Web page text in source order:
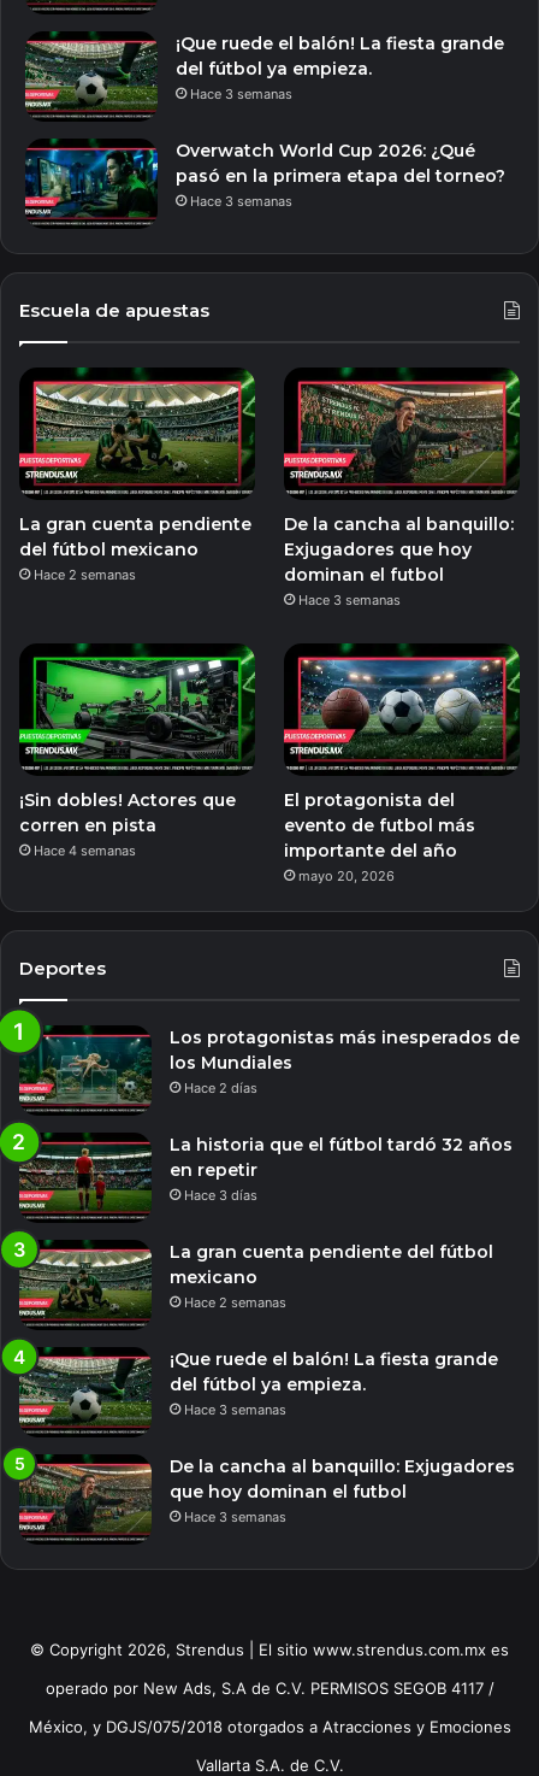
¡Que ruede el balón! La fiesta grande
del fútbol ya empieza.
Hace 3 semanas
Overwatch World Cup 2026: ¿Qué
pasó en la primera etapa del torneo?
Hace 3 semanas
Escuela de apuestas
La gran cuenta pendiente
del fútbol mexicano
Hace 2 semanas
De la cancha al banquillo:
Exjugadores que hoy
dominan el futbol
Hace 3 semanas
¡Sin dobles! Actores que
corren en pista
Hace 4 semanas
El protagonista del
evento de futbol más
importante del año
mayo 20, 2026
Deportes
Los protagonistas más inesperados de
los Mundiales
Hace 2 días
La historia que el fútbol tardó 32 años
en repetir
Hace 3 días
La gran cuenta pendiente del fútbol
mexicano
Hace 2 semanas
¡Que ruede el balón! La fiesta grande
del fútbol ya empieza.
Hace 3 semanas
De la cancha al banquillo: Exjugadores
que hoy dominan el futbol
Hace 3 semanas
© Copyright 2026, Strendus | El sitio www.strendus.com.mx es
operado por New Ads, S.A de C.V. PERMISOS SEGOB 4117 /
México, y DGJS/075/2018 otorgados a Atracciones y Emociones
Vallarta S.A. de C.V.